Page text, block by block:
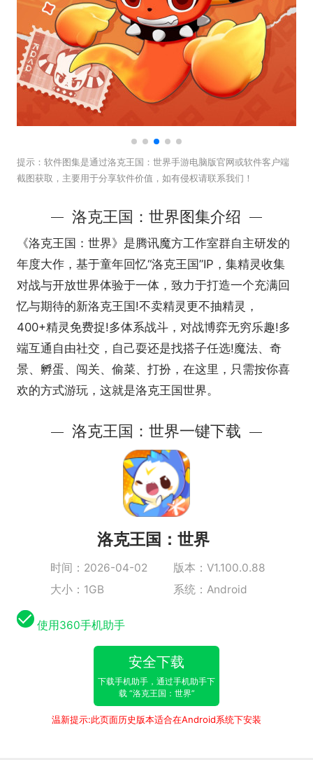
提示： 软件图集是通过洛克王国：世界手游电脑版官网或软件客户端
截图获取，主要用于分享软件价值，如有侵权请联系我们！
洛克王国：世界图集介绍
《洛克王国：世界》是腾讯魔方工作室群自主研发的
年度大作，基于童年回忆“洛克王国”IP，集精灵收集
对战与开放世界体验于一体，致力于打造一个充满回
忆与期待的新洛克王国!不卖精灵更不抽精灵，
400+精灵免费捉!多体系战斗，对战博弈无穷乐趣!多
端互通自由社交，自己耍还是找搭子任选!魔法、奇
景、孵蛋、闯关、偷菜、打扮，在这里，只需按你喜
欢的方式游玩，这就是洛克王国世界。
洛克王国：世界一键下载
洛克王国：世界
时间：2026-04-02
版本：V1.100.0.88
大小：1GB
系统：Android
使用360手机助手
安全下载
下载手机助手，通过手机助手下
载 “洛克王国：世界”
温新提示:此页面历史版本适合在Android系统下安装